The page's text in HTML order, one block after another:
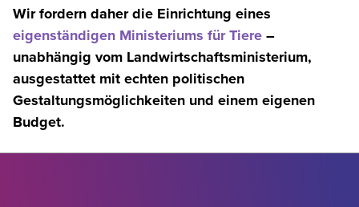
Wir fordern daher die Einrichtung eines
eigenständigen Ministeriums für Tiere –
unabhängig vom Landwirtschaftsministerium,
ausgestattet mit echten politischen
Gestaltungsmöglichkeiten und einem eigenen
Budget.